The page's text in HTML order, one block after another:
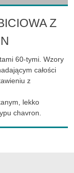
Z
60-tymi. Wzory
całości
z
lekko
chavron.